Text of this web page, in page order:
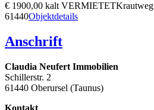
€ 1900,00 kalt VERMIETETKrautweg
61440Objektdetails
Anschrift
Claudia Neufert Immobilien
Schillerstr. 2
61440 Oberursel (Taunus)
Kontakt